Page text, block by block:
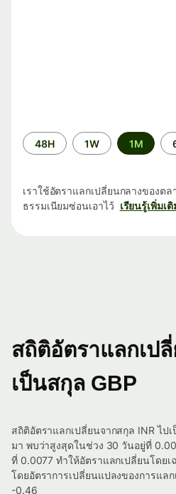
ระยะ
เวลา
48H 1W 1M
เราใช้อัตราแลกเปลี่ยนกลางของต
ธรรมเนียมซ่อนเอาไว้ เรียนรู้เพิ่มเติ
สถิติอัตราแลกเป
เป็นสกุล GBP
สถิติอัตราแลกเปลี่ยนจากสกุล INR ไป
มา พบว่าสูงสุดในช่วง 30 วันอยู่ที่
ที่ 0.0077 ทำให้อัตราแลกเปลี่ยนโดย
โดยอัตราการเปลี่ยนแปลงของการแลก
-0.46